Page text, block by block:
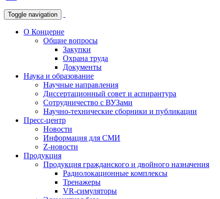
Toggle navigation
О Концерне
Общие вопросы
Закупки
Охрана труда
Документы
Наука и образование
Научные направления
Диссертационный совет и аспирантура
Сотрудничество с ВУЗами
Научно-технические сборники и публикации
Пресс-центр
Новости
Информация для СМИ
Z-новости
Продукция
Продукция гражданского и двойного назначения
Радиолокационные комплексы
Тренажеры
VR-симуляторы